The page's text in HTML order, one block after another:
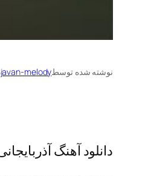
نوشته شده توسطjavan-melody
دانلود آهنگ